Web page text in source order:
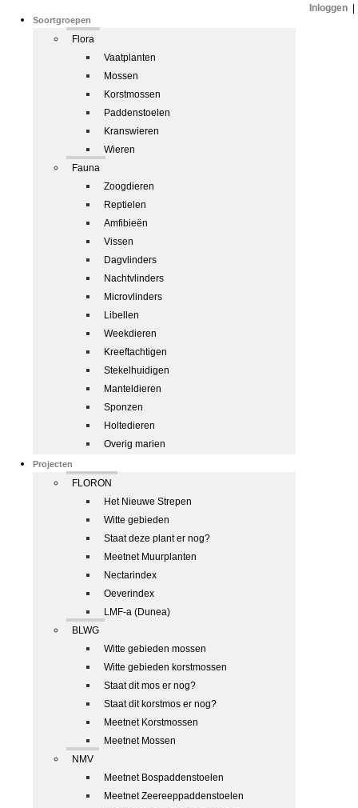
Soortgroepen
Flora
Vaatplanten
Mossen
Korstmossen
Paddenstoelen
Kranswieren
Wieren
Fauna
Zoogdieren
Reptielen
Amfibieën
Vissen
Dagvlinders
Nachtvlinders
Microvlinders
Libellen
Weekdieren
Kreeftachtigen
Stekelhuidigen
Manteldieren
Sponzen
Holtedieren
Overig marien
Projecten
FLORON
Het Nieuwe Strepen
Witte gebieden
Staat deze plant er nog?
Meetnet Muurplanten
Nectarindex
Oeverindex
LMF-a (Dunea)
BLWG
Witte gebieden mossen
Witte gebieden korstmossen
Staat dit mos er nog?
Staat dit korstmos er nog?
Meetnet Korstmossen
Meetnet Mossen
NMV
Meetnet Bospaddenstoelen
Meetnet Zeereeppaddenstoelen
Inloggen